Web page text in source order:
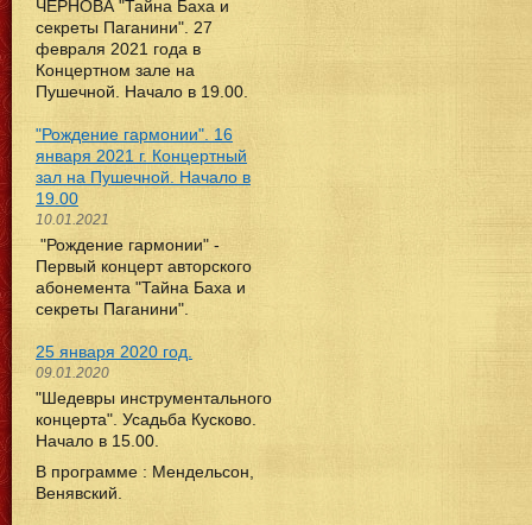
ЧЕРНОВА "Тайна Баха и
секреты Паганини". 27
февраля 2021 года в
Концертном зале на
Пушечной. Начало в 19.00.
"Рождение гармонии". 16
января 2021 г. Концертный
зал на Пушечной. Начало в
19.00
10.01.2021
"Рождение гармонии" -
Первый концерт авторского
абонемента "Тайна Баха и
секреты Паганини".
25 января 2020 год.
09.01.2020
"Шедевры инструментального
концерта". Усадьба Кусково.
Начало в 15.00.
В программе : Мендельсон,
Венявский.